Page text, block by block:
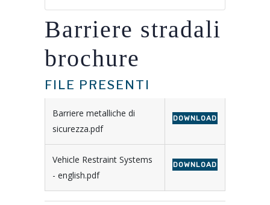
Barriere stradali
brochure
FILE PRESENTI
Barriere metalliche di
sicurezza.pdf
DOWNLOAD
Vehicle Restraint Systems
- english.pdf
DOWNLOAD